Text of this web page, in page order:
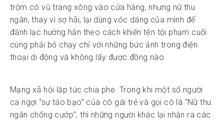
trộm có vũ trang xông vào cửa hàng, nhưng nữ thu
ngân, thay vì sợ hãi, lại dùng vóc dáng của mình để
đánh lạc hướng hắn theo cách khiến tên tội phạm cuối
cùng phải bỏ chạy chỉ với những bức ảnh trong điện
thoại di động và không lấy được đồng nào.
Mạng xã hội lập tức chia phe. Trong khi một số người
ca ngợi “sự táo bạo” của cô gái trẻ và gọi cô là “Nữ thu
ngân chống cướp”, thì những người khác lại nhận ra các